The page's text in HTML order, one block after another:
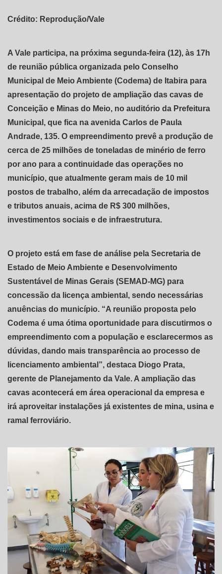
Crédito: Reprodução/Vale
A Vale participa, na próxima segunda-feira (12), às 17h
de reunião pública organizada pelo Conselho
Municipal de Meio Ambiente (Codema) de Itabira para
apresentação do projeto de ampliação das cavas de
Conceição e Minas do Meio, no auditório da Prefeitura
Municipal, que fica na avenida Carlos de Paula
Andrade, 135. O empreendimento prevê a produção de
cerca de 25 milhões de toneladas de minério de ferro
por ano para a continuidade das operações no
município, que atualmente geram mais de 10 mil
postos de trabalho, além da arrecadação de impostos
e tributos anuais, acima de R$ 300 milhões,
investimentos sociais e de infraestrutura.
O projeto está em fase de análise pela Secretaria de
Estado de Meio Ambiente e Desenvolvimento
Sustentável de Minas Gerais (SEMAD-MG) para
concessão da licença ambiental, sendo necessárias
anuências do município. “A reunião proposta pelo
Codema é uma ótima oportunidade para discutirmos o
empreendimento com a população e esclarecermos as
dúvidas, dando mais transparência ao processo de
licenciamento ambiental”, destaca Diogo Prata,
gerente de Planejamento da Vale. A ampliação das
cavas acontecerá em área operacional da empresa e
irá aproveitar instalações já existentes de mina, usina e
ramal ferroviário.